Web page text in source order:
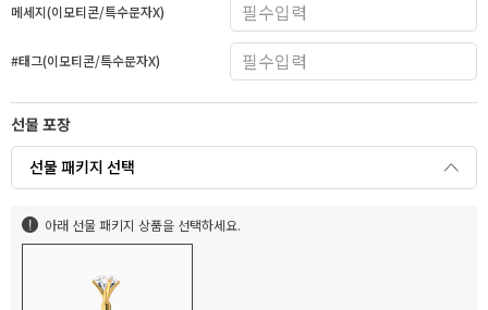
메세지(이모티콘/특수문자X)
#태그(이모티콘/특수문자X)
선물 포장
선물 패키지 선택
아래 선물 패키지 상품을 선택하세요.